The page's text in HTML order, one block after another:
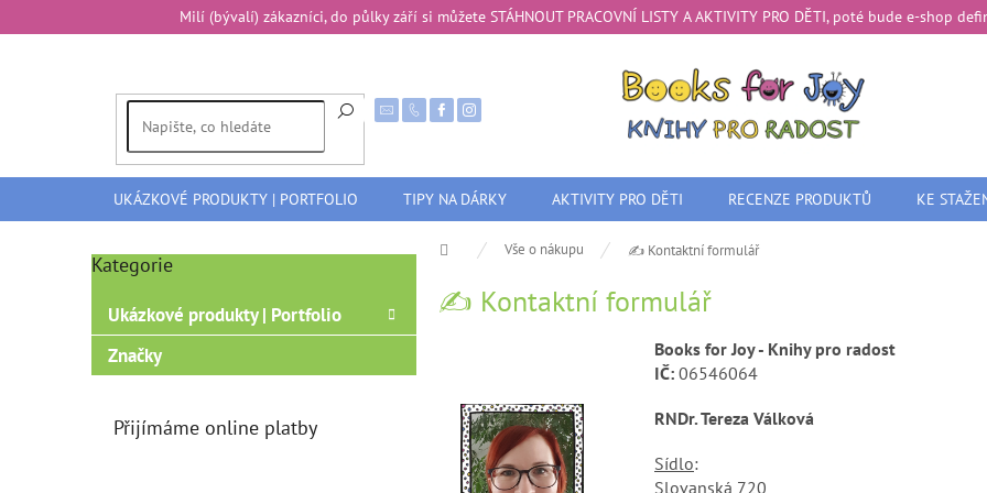
na
Milí (bývalí) zákazníci, do půlky září si můžete STÁHNOUT PRACOVNÍ LISTY A AKTIVITY PRO DĚTI, poté bude e-shop
UKÁZKOVÉ PRODUKTY | PORTFOLIO TIPY NA DÁRKY AKTIVITY PRO DĚTI RECENZE PRODUKTŮ KE
Domů Vše o nákupu ✍️ Kontaktní formulář
P
r
Přeskočit
Kategorie
Ukázkové produkty | Portfolio
Značky
Přijímáme online platby
✍️ Kontaktní formulář
Books for Joy - Knihy pro radost
IČ: 06546064
RNDr. Tereza Válková
Sídlo:
Slovanská 720